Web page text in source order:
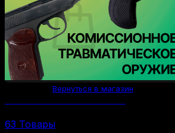
Корзина пуста.
Вернуться в магазин
63 Товары